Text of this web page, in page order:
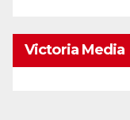
Victoria Media